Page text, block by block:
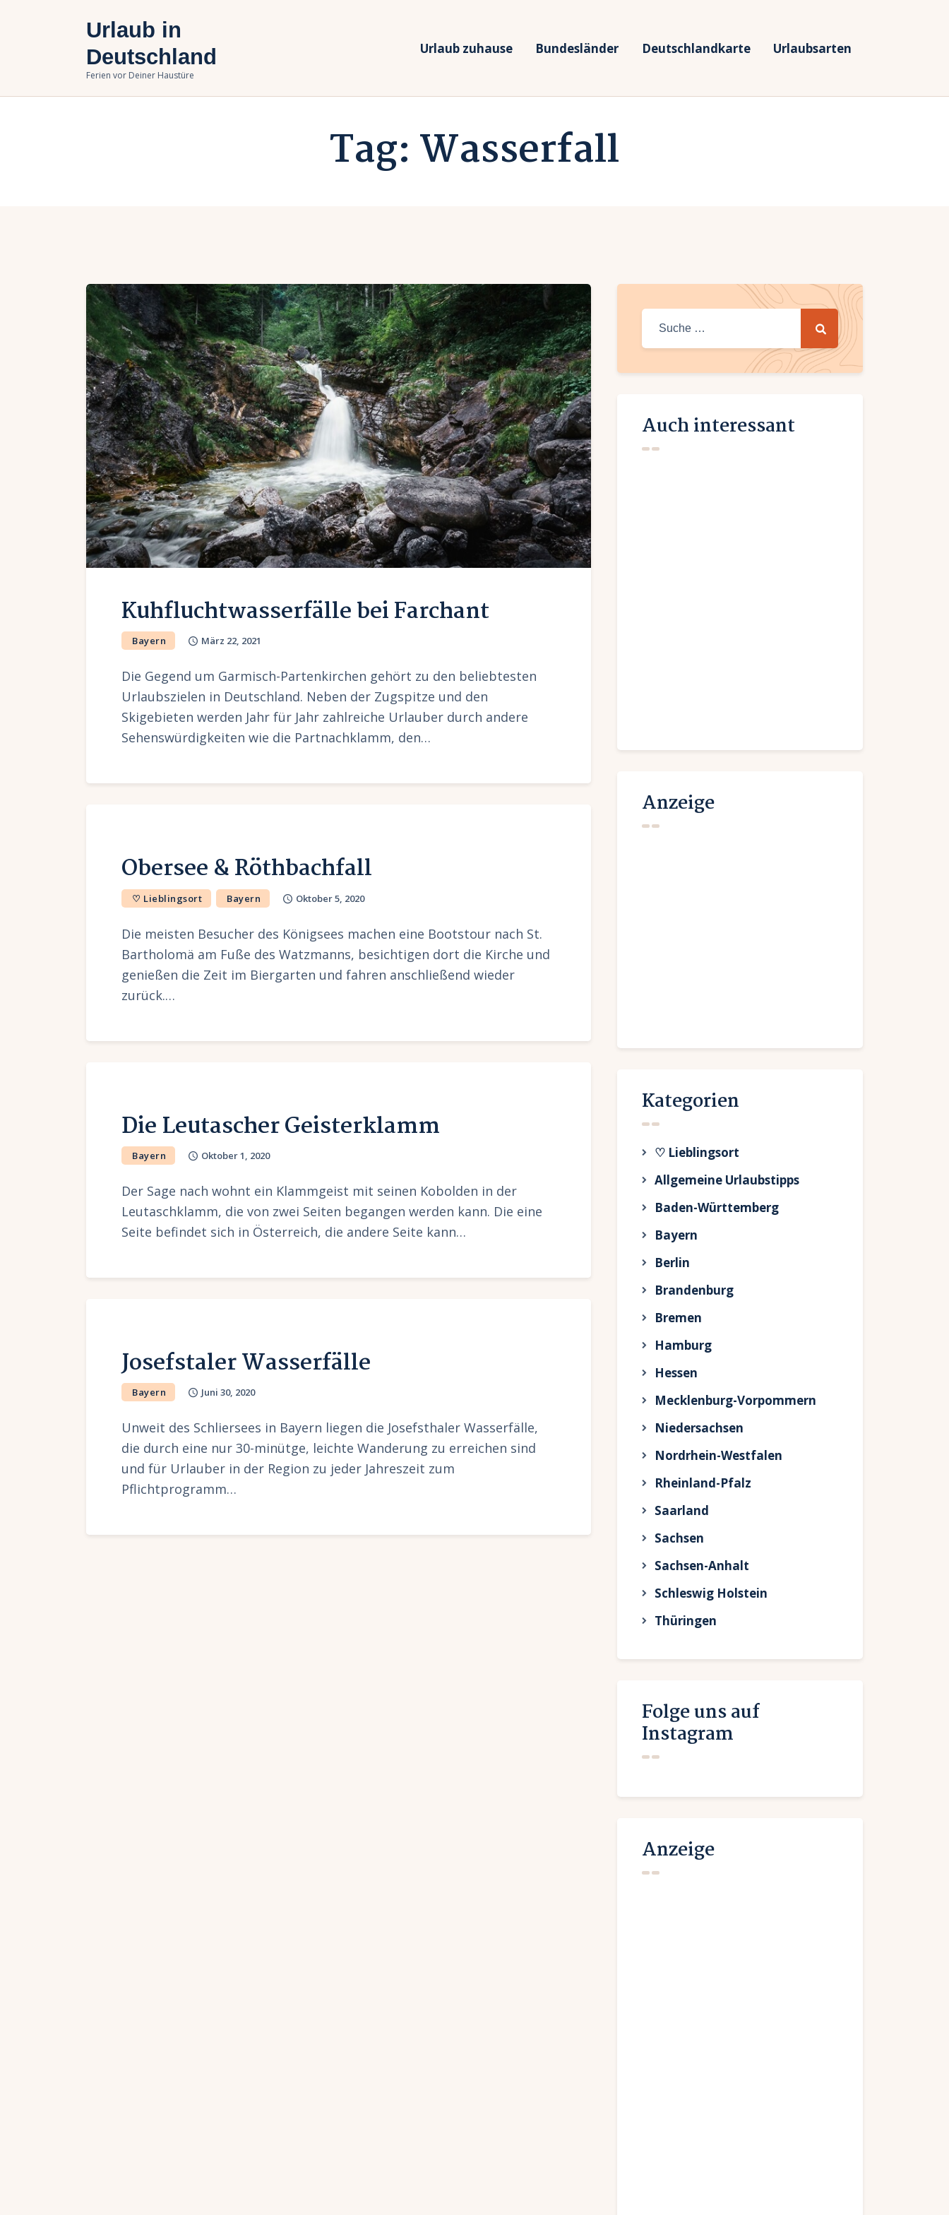
Urlaub in
Deutschland
Ferien vor Deiner Haustüre
Urlaub zuhause Bundesländer Deutschlandkarte Urlaubsarten
Tag: Wasserfall
Bundesländer
Urlaubsarten
Kuhfluchtwasserfälle bei Farchant
Bayern März 22, 2021
Die Gegend um Garmisch-Partenkirchen gehört zu den beliebtesten
Urlaubszielen in Deutschland. Neben der Zugspitze und den
Skigebieten werden Jahr für Jahr zahlreiche Urlauber durch andere
Sehenswürdigkeiten wie die Partnachklamm, den…
Obersee & Röthbachfall
♡ Lieblingsort Bayern Oktober 5, 2020
Die meisten Besucher des Königsees machen eine Bootstour nach St.
Bartholomä am Fuße des Watzmanns, besichtigen dort die Kirche und
genießen die Zeit im Biergarten und fahren anschließend wieder
zurück.…
Die Leutascher Geisterklamm
Bayern Oktober 1, 2020
Der Sage nach wohnt ein Klammgeist mit seinen Kobolden in der
Leutaschklamm, die von zwei Seiten begangen werden kann. Die eine
Seite befindet sich in Österreich, die andere Seite kann…
Josefstaler Wasserfälle
Bayern Juni 30, 2020
Unweit des Schliersees in Bayern liegen die Josefsthaler Wasserfälle,
die durch eine nur 30-minütge, leichte Wanderung zu erreichen sind
und für Urlauber in der Region zu jeder Jahreszeit zum
Pflichtprogramm…
Auch interessant
Anzeige
Kategorien
♡ Lieblingsort
Allgemeine Urlaubstipps
Baden-Württemberg
Bayern
Berlin
Brandenburg
Bremen
Hamburg
Hessen
Mecklenburg-Vorpommern
Niedersachsen
Nordrhein-Westfalen
Rheinland-Pfalz
Saarland
Sachsen
Sachsen-Anhalt
Schleswig Holstein
Thüringen
Folge uns auf
Instagram
Anzeige